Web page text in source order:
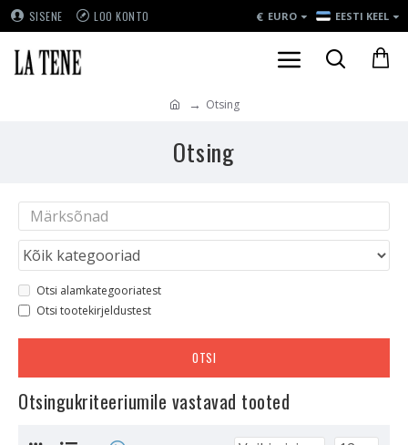
SISENE LOO KONTO € EURO EESTI KEEL
Otsing
Otsing
Otsi alamkategooriatest
Otsi tootekirjeldustest
OTSI
Otsingukriteeriumile vastavad tooted